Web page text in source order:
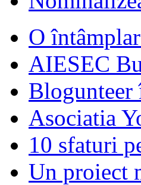
O
AIESEC
Blogunteer
Asociatia
10 sfaturi
Un proiect